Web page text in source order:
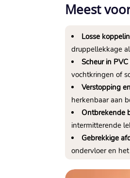
Meest
Losse
druppellekkage
Scheur in
vochtkringen of
Verstopping
herkenbaar aan
Ontbrekende
intermitterende
Gebrekkige
ondervloer en